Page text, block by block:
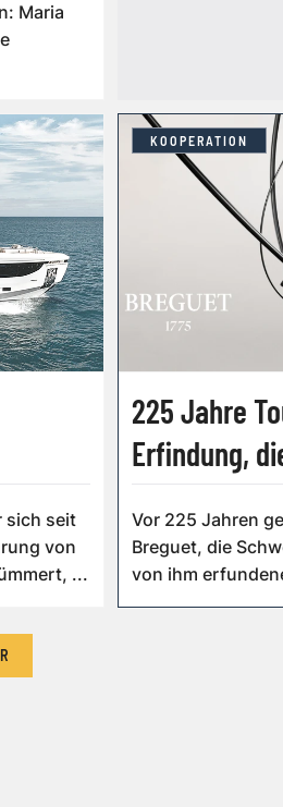
Maria
sich seit
von
...
KOOPERATION
225 Jahre
Erfindung,
Vor 225 Jahren
Breguet, die
von ihm
als...